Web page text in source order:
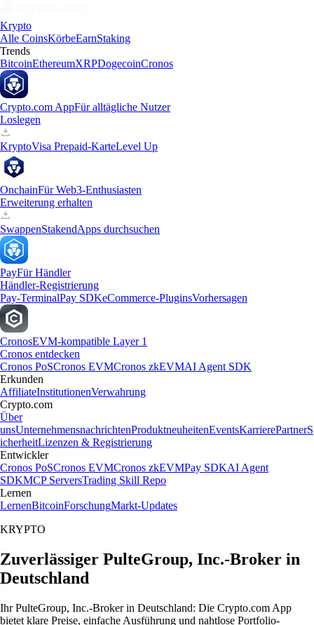
Krypto
Alle CoinsKörbeEarnStaking
Trends
BitcoinEthereumXRPDogecoinCronos
Crypto.com AppFür alltägliche Nutzer
Loslegen
KryptoVisa Prepaid-KarteLevel Up
OnchainFür Web3-Enthusiasten
Erweiterung erhalten
SwappenStakendApps durchsuchen
PayFür Händler
Händler-Registrierung
Pay-TerminalPay SDKeCommerce-PluginsVorhersagen
CronosEVM-kompatible Layer 1
Cronos entdecken
Cronos PoSCronos EVMCronos zkEVMAI Agent SDK
Erkunden
AffiliateInstitutionenVerwahrung
Crypto.com
Über
unsUnternehmensnachrichtenProduktneuheitenEventsKarrierePartnerS
icherheitLizenzen & Registrierung
Entwickler
Cronos PoSCronos EVMCronos zkEVMPay SDKAI Agent
SDKMCP ServersTrading Skill Repo
Lernen
LernenBitcoinForschungMarkt-Updates
KRYPTO
Zuverlässiger PulteGroup, Inc.-Broker in
Deutschland
Ihr PulteGroup, Inc.-Broker in Deutschland: Die Crypto.com App
bietet klare Preise, einfache Ausführung und nahtlose Portfolio-